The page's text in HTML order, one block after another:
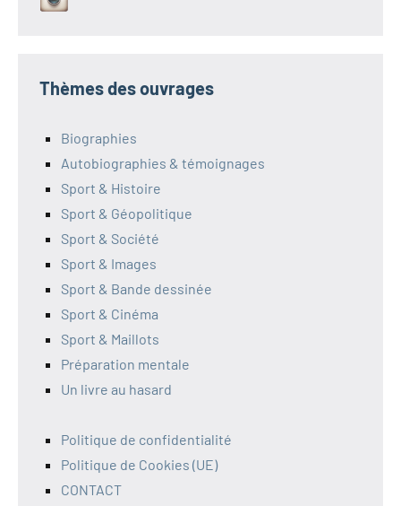
Thèmes des ouvrages
Biographies
Autobiographies & témoignages
Sport & Histoire
Sport & Géopolitique
Sport & Société
Sport & Images
Sport & Bande dessinée
Sport & Cinéma
Sport & Maillots
Préparation mentale
Un livre au hasard
Politique de confidentialité
Politique de Cookies (UE)
CONTACT